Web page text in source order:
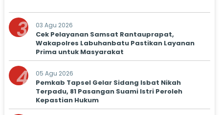
3 03 Agu 2026
Cek Pelayanan Samsat Rantauprapat,
Wakapolres Labuhanbatu Pastikan Layanan
Prima untuk Masyarakat
4 05 Agu 2026
Pemkab Tapsel Gelar Sidang Isbat Nikah
Terpadu, 81 Pasangan Suami Istri Peroleh
Kepastian Hukum